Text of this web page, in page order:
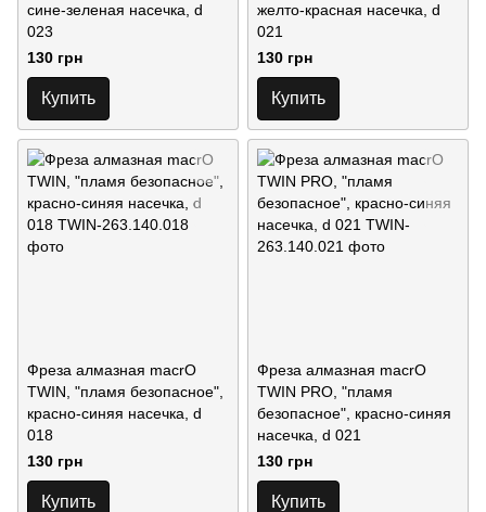
сине-зеленая насечка, d
023
130 грн
Купить
желто-красная насечка, d
021
130 грн
Купить
Фреза алмазная macrO
TWIN, "пламя безопасное",
красно-синяя насечка, d
018
130 грн
Купить
Фреза алмазная macrO
TWIN PRO, "пламя
безопасное", красно-синяя
насечка, d 021
130 грн
Купить